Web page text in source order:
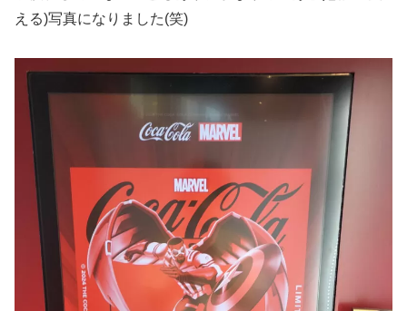
える)写真になりました(笑)